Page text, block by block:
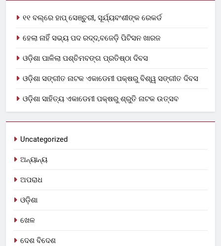
୧୧ ବଲ୍‌ରେ ହାପ୍ ସେଞ୍ଚୁରୀ, ସୂର୍ଯ୍ୟବଂଶୀଙ୍କ ରେକର୍ଡ
ହେଲା ନାହିଁ ସଭ୍ୟ ପଦ ରଦ୍ଦ,ବଜେଡ଼ି ପିଟିସନ ଖାରଜ
ଓଡ଼ିଶା ପାଳିଲା ପଶ୍ଚିମବଙ୍ଗ ପ୍ରତିଷ୍ଠା ଦିବସ
ଓଡ଼ିଶା ସଙ୍ଗୀତ ନାଟକ ଏକାଡେମୀ ପକ୍ଷରୁ ବିଶ୍ୱ ସଙ୍ଗୀତ ଦିବସ
ଓଡ଼ିଶା ସାହିତ୍ୟ ଏକାଡେମୀ ପକ୍ଷରୁ ଶ୍ରୁତି ନାଟକ ଉତ୍ସବ
Uncategorized
ଅନ୍ୟାନ୍ୟ
ଅପରାଧ
ଓଡ଼ିଶା
ଖେଳ
ଦେଶ ବିଦେଶ